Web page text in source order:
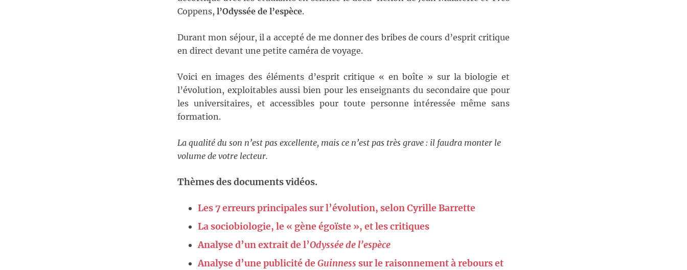
Coppens, l’Odyssée de l’espèce.
Durant mon séjour, il a accepté de me donner des bribes de cours d’esprit critique
en direct devant une petite caméra de voyage.
Voici en images des éléments d’esprit critique « en boîte » sur la biologie et
l’évolution, exploitables aussi bien pour les enseignants du secondaire que pour
les universitaires, et accessibles pour toute personne intéressée même sans
formation.
La qualité du son n’est pas excellente, mais ce n’est pas très grave : il faudra monter le
volume de votre lecteur.
Thèmes des documents vidéos.
Les 7 erreurs principales sur l’évolution, selon Cyrille Barrette
La sociobiologie, le « gène égoïste », et les critiques
Analyse d’un extrait de l’Odyssée de l’espèce
Analyse d’une publicité de Guinness sur le raisonnement à rebours et